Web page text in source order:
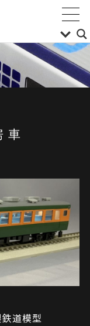
道模型